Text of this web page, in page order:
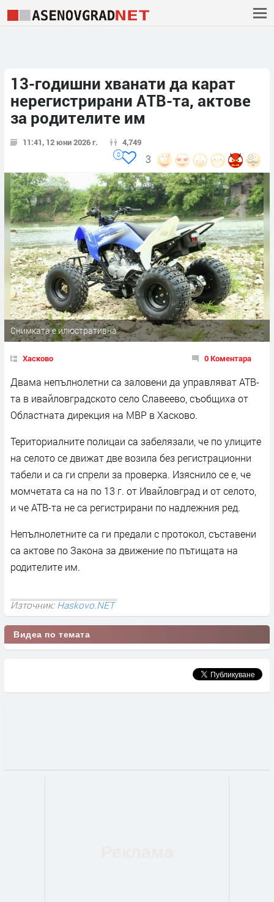
13-годишни хванати да карат
нерегистрирани АТВ-та, актове
за родителите им
11:41, 12 юни 2026 г. 4,749
3
0
Снимката е илюстративна
Хасково 0 Коментара
Двама непълнолетни са заловени да управляват АТВ-
та в ивайловградското село Славеево, съобщиха от
Областната дирекция на МВР в Хасково.
Териториалните полицаи са забелязали, че по улиците
на селото се движат две возила без регистрационни
табели и са ги спрели за проверка. Изяснило се е, че
момчетата са на по 13 г. от Ивайловград и от селото,
и че АТВ-та не са регистрирани по надлежния ред.
Непълнолетните са ги предали с протокол, съставени
са актове по Закона за движение по пътищата на
родителите им.
Източник:Haskovo.NET
Видеа по темата